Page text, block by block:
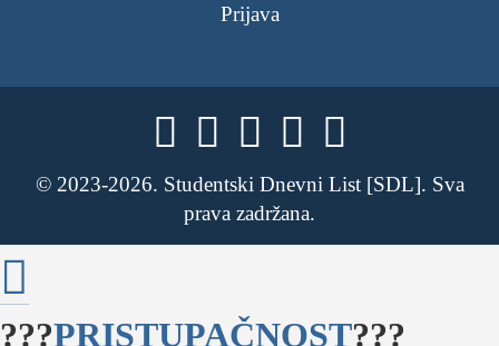
Prijava
    
© 2023-2026. Studentski Dnevni List [SDL]. Sva
prava zadržana.

???PRISTUPAČNOST???